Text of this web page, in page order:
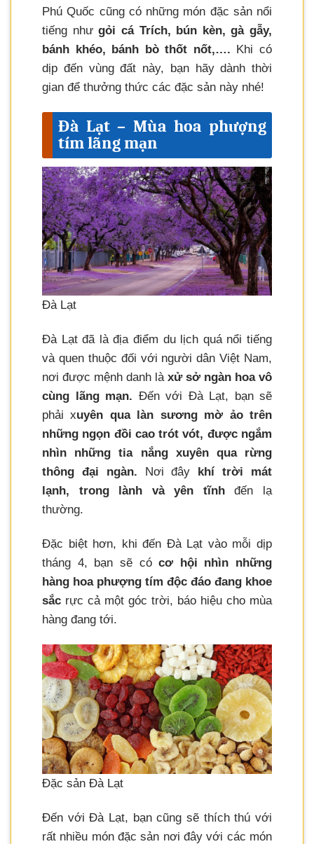
Phú Quốc cũng có những món đặc sản nổi
tiếng nhưgỏi cá Trích, bún kèn, gà gẫy,
bánh khéo, bánh bò thốt nốt,…. Khi có
dịp đến vùng đất này, bạn hãy dành thời
gian để thưởng thức các đặc sản này nhé!
Đà Lạt – Mùa hoa phượng
tím lãng mạn
Đà Lạt
Đà Lạt đã là địa điểm du lịch quá nổi tiếng
và quen thuộc đối với người dân Việt Nam,
nơi được mệnh danh là xử sở ngàn hoa vô
cùng lãng mạn. Đến với Đà Lạt, bạn sẽ
phải xuyên qua làn sương mờ ảo trên
những ngọn đồi cao trót vót, được ngắm
nhìn những tia nắng xuyên qua rừng
thông đại ngàn. Nơi đây
khí trời mát
lạnh, trong lành và yên tĩnhđến lạ
thường.
Đặc biệt hơn, khi đến Đà Lạt vào mỗi dịp
tháng 4, bạn sẽ cócơ hội nhìn những
hàng hoa phượng tím độc đáo đang khoe
sắc rực cả một góc trời, báo hiệu cho mùa
hàng đang tới.
Đặc sản Đà Lạt
Đến với Đà Lạt, bạn cũng sẽ thích thú với
rất nhiều món đặc sản nơi đây với các món